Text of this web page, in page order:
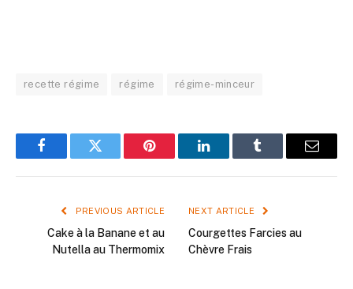
recette régime régime régime-minceur
FacebookTwitter Pinterest LinkedInTumblr Email
PREVIOUS ARTICLE
Cake à la Banane et au
Nutella au Thermomix
NEXT ARTICLE
Courgettes Farcies au
Chèvre Frais